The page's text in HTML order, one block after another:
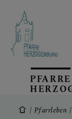
PFARRE
Pfarrleben